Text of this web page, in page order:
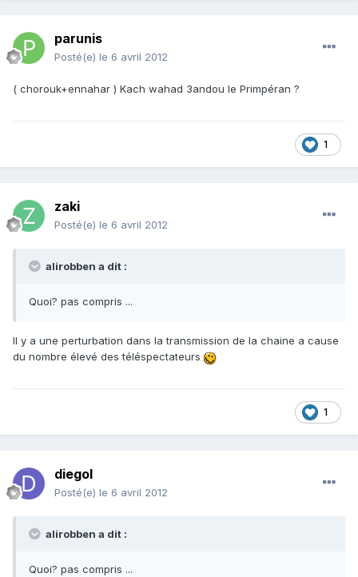
parunis
Posté(e) le 6 avril 2012
( chorouk+ennahar ) Kach wahad 3andou le Primpéran ?
1
zaki
Posté(e) le 6 avril 2012
alirobben a dit :
Quoi? pas compris ...
Il y a une perturbation dans la transmission de la chaine a cause
du nombre élevé des téléspectateurs
1
diegol
Posté(e) le 6 avril 2012
alirobben a dit :
Quoi? pas compris ...